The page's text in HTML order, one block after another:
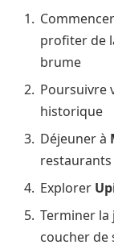
profiter de
brume
Poursuivre
historique
Déjeuner à
Explorer
Terminer la
coucher de